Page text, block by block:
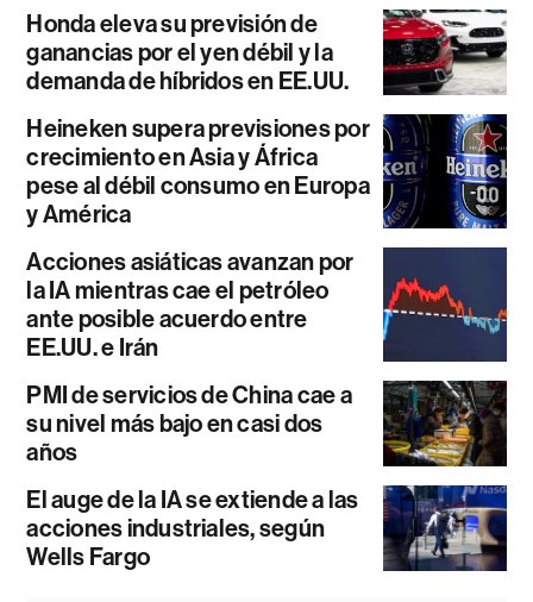
Honda eleva su previsión de
ganancias por el yen débil y la
demanda de híbridos en EE.UU.
Heineken supera previsiones por
crecimiento en Asia y África
pese al débil consumo en Europa
y América
Acciones asiáticas avanzan por
la IA mientras cae el petróleo
ante posible acuerdo entre
EE.UU. e Irán
PMI de servicios de China cae a
su nivel más bajo en casi dos
años
El auge de la IA se extiende a las
acciones industriales, según
Wells Fargo